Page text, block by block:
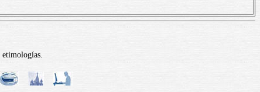
etimologías.